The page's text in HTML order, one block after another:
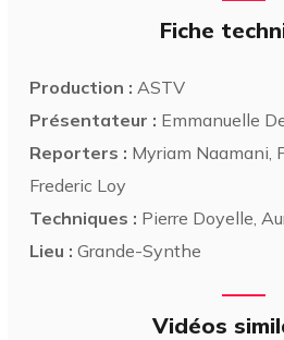
Fiche
Production : ASTV
Présentateur : Emmanuelle
Reporters : Myriam Naamani,
Frederic Loy
Techniques : Pierre Doyelle,
Lieu : Grande-Synthe
Vidéos